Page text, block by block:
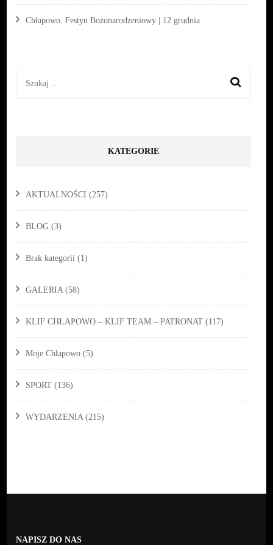
Chłapowo. Festyn Bożonarodzeniowy | 12 grudnia
Szukaj:
KATEGORIE
AKTUALNOŚCI (257)
BLOG (3)
Brak kategorii (1)
GALERIA (58)
KLIF CHŁAPOWO – KLIF TEAM – PATRONAT (117)
Moje Chłapowo (5)
SPORT (136)
WYDARZENIA (215)
NAPISZ DO NAS